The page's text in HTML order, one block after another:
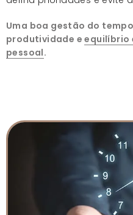
Uma boa gestão do
produtividade eequilíbrio
pessoal.